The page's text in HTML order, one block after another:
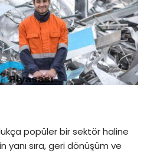
popüler bir sektör haline
yanı sıra, geri dönüşüm ve